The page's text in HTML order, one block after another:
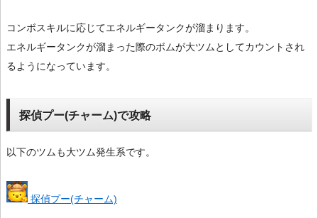
コンボスキルに応じてエネルギータンクが溜まります。
エネルギータンクが溜まった際のボムが大ツムとしてカウントされ
るようになっています。
探偵プー(チャーム)で攻略
以下のツムも大ツム発生系です。
探偵プー(チャーム)